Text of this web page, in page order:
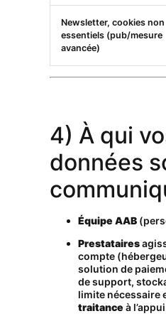
Newsletter, cookies non
essentiels (pub/mesure
avancée)
4) À qui
données
Équipe AAB
Prestataires
compte
solution de
de support,
limite nécessaire
traitance à